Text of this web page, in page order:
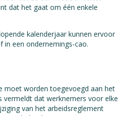
dat het gaat om één enkele
kalenderjaar kunnen ervoor
in een ondernemings-cao.
moet worden toegevoegd aan het
vermeldt dat werknemers voor elke
van het arbeidsreglement